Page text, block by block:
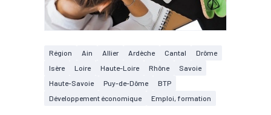
Région Ain Allier Ardèche Cantal
Drôme
Isère
Loire Haute-Loire Rhône
Savoie
Haute-Savoie
Puy-de-Dôme
BTP
Développement économique
Emploi, formation